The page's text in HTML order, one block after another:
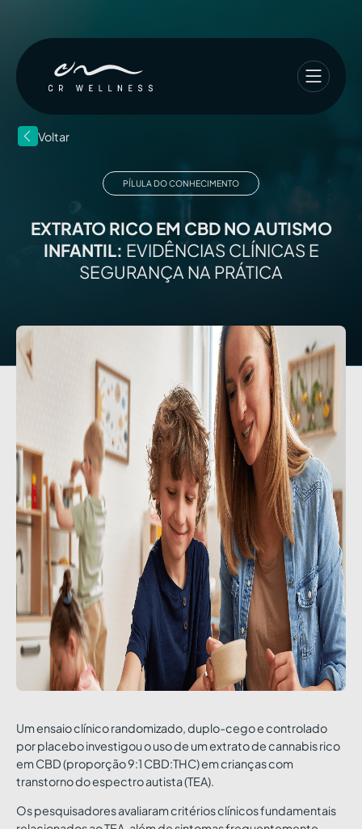
Voltar
PÍLULA DO CONHECIMENTO
EXTRATO RICO EM CBD NO AUTISMO
INFANTIL: EVIDÊNCIAS CLÍNICAS E
SEGURANÇA NA PRÁTICA
Um ensaio clínico randomizado, duplo-cego e controlado
por placebo investigou o uso de um extrato de cannabis rico
em CBD (proporção 9:1 CBD:THC) em crianças com
transtorno do espectro autista (TEA).
Os pesquisadores avaliaram critérios clínicos fundamentais